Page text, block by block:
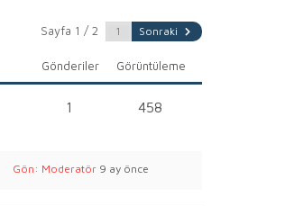
Sayfa 1 / 2 Sonraki
Görüntüleme
Gönderiler
458
1
Gön: Moderatör 9 ay önce